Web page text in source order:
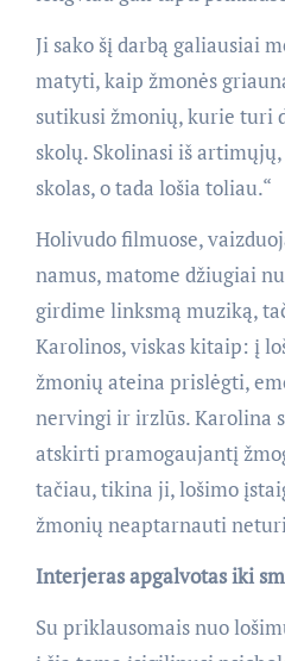
Ji sako šį darbą galiausiai
matyti, kaip žmonės
sutikusi žmonių, kurie turi
skolų. Skolinasi iš
skolas, o tada lošia toliau.“
Holivudo filmuose,
namus, matome džiugiai
girdime linksmą muziką,
Karolinos, viskas kitaip: į
žmonių ateina prislėgti,
nervingi ir irzlūs. Karolina
atskirti pramogaujantį
tačiau, tikina ji, lošimo
žmonių neaptarnauti
Interjeras apgalvotas iki
Su priklausomais nuo